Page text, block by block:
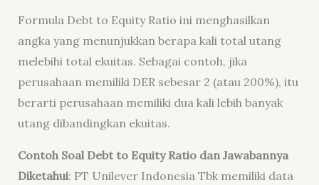
Formula Debt to Equity Ratio ini menghasilkan
angka yang menunjukkan berapa kali total utang
melebihi total ekuitas. Sebagai contoh, jika
perusahaan memiliki DER sebesar 2 (atau 200%), itu
berarti perusahaan memiliki dua kali lebih banyak
utang dibandingkan ekuitas.
Contoh Soal Debt to Equity Ratio dan Jawabannya
Diketahui: PT Unilever Indonesia Tbk memiliki data